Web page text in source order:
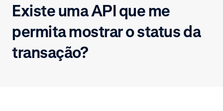
Existe uma API que me
permita mostrar o status da
transação?